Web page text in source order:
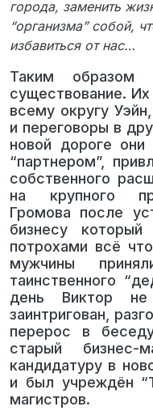
города, заменить
“организма” собой,
избавиться от нас…
Таким образом
существование.
всему округу
и переговоры в
новой дороге они
“партнером”,
собственного
на крупного
Громова после
бизнесу
потрохами всё
мужчины
таинственного
день Виктор
заинтригован,
перерос в
старый бизнес-
кандидатуру в
и был учреждён
магистров.